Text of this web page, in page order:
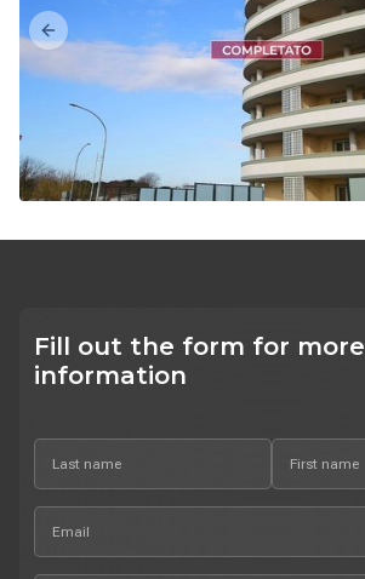
Previous slide
Fill out the form for more
information